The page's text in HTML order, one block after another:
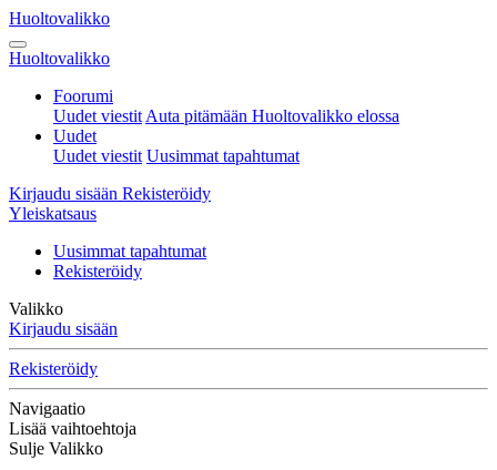
Huoltovalikko
Huoltovalikko
Foorumi
Uudet viestit Auta pitämään Huoltovalikko elossa
Uudet
Uudet viestit Uusimmat tapahtumat
Kirjaudu sisään Rekisteröidy
Yleiskatsaus
Uusimmat tapahtumat
Rekisteröidy
Valikko
Kirjaudu sisään
Rekisteröidy
Navigaatio
Lisää vaihtoehtoja
Sulje Valikko